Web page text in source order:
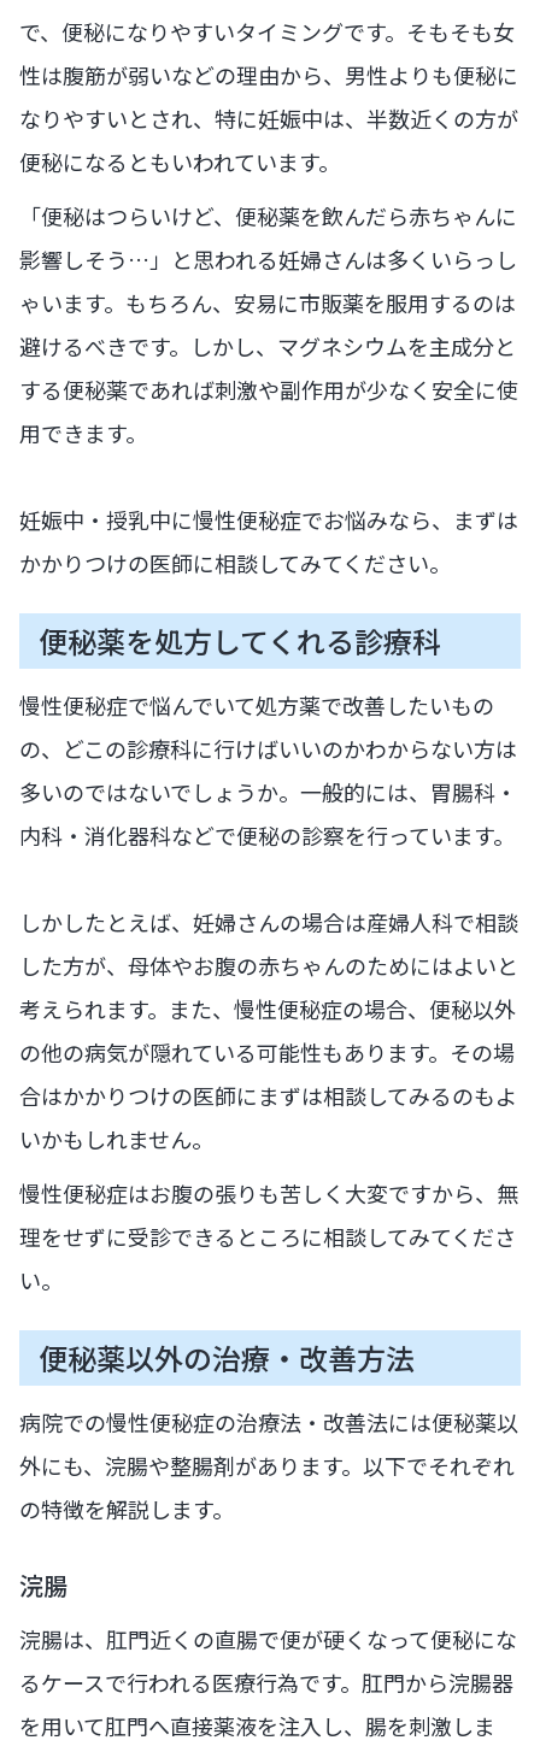
で、便秘になりやすいタイミングです。そもそも女
性は腹筋が弱いなどの理由から、男性よりも便秘に
なりやすいとされ、特に妊娠中は、半数近くの方が
便秘になるともいわれています。
「便秘はつらいけど、便秘薬を飲んだら赤ちゃんに
影響しそう…」と思われる妊婦さんは多くいらっし
ゃいます。もちろん、安易に市販薬を服用するのは
避けるべきです。しかし、マグネシウムを主成分と
する便秘薬であれば刺激や副作用が少なく安全に使
用できます。
妊娠中・授乳中に慢性便秘症でお悩みなら、まずは
かかりつけの医師に相談してみてください。
便秘薬を処方してくれる診療科
慢性便秘症で悩んでいて処方薬で改善したいもの
の、どこの診療科に行けばいいのかわからない方は
多いのではないでしょうか。一般的には、胃腸科・
内科・消化器科などで便秘の診察を行っています。
しかしたとえば、妊婦さんの場合は産婦人科で相談
した方が、母体やお腹の赤ちゃんのためにはよいと
考えられます。また、慢性便秘症の場合、便秘以外
の他の病気が隠れている可能性もあります。その場
合はかかりつけの医師にまずは相談してみるのもよ
いかもしれません。
慢性便秘症はお腹の張りも苦しく大変ですから、無
理をせずに受診できるところに相談してみてくださ
い。
便秘薬以外の治療・改善方法
病院での慢性便秘症の治療法・改善法には便秘薬以
外にも、浣腸や整腸剤があります。以下でそれぞれ
の特徴を解説します。
浣腸
浣腸は、肛門近くの直腸で便が硬くなって便秘にな
るケースで行われる医療行為です。肛門から浣腸器
を用いて肛門へ直接薬液を注入し、腸を刺激しま